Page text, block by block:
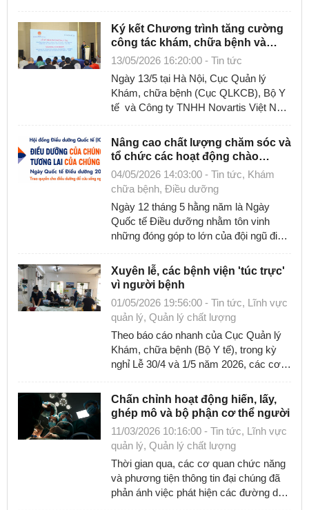
...
Ký kết Chương trình tăng cường
công tác khám, chữa bệnh và
chăm sóc sức khỏe người dân
13/05/2026 16:20:00 - Tin tức
Ngày 13/5 tại Hà Nội, Cục Quản lý
Khám, chữa bệnh (Cục QLKCB), Bộ Y
tế và Công ty TNHH Novartis Việt Nam
tác ...
Nâng cao chất lượng chăm sóc và
tổ chức các hoạt động chào
mừng ngày Quốc tế Điều dưỡng
năm 2026
04/05/2026 14:03:00 - Tin tức, Khám
chữa bệnh, Điều dưỡng
Ngày 12 tháng 5 hằng năm là Ngày
Quốc tế Điều dưỡng nhằm tôn vinh
những đóng góp to lớn của đội ngũ điều
vệ, nâng ...
Xuyên lễ, các bệnh viện 'túc trực'
vì người bệnh
01/05/2026 19:56:00 - Tin tức, Lĩnh vực
quản lý, Quản lý chất lượng
Theo báo cáo nhanh của Cục Quản lý
Khám, chữa bệnh (Bộ Y tế), trong kỳ
nghỉ Lễ 30/4 và 1/5 năm 2026, các cơ
thực ...
Chấn chỉnh hoạt động hiến, lấy,
ghép mô và bộ phận cơ thể người
11/03/2026 10:16:00 - Tin tức, Lĩnh vực
quản lý, Quản lý chất lượng
Thời gian qua, các cơ quan chức năng
và phương tiện thông tin đại chúng đã
phản ánh việc phát hiện các đường dây